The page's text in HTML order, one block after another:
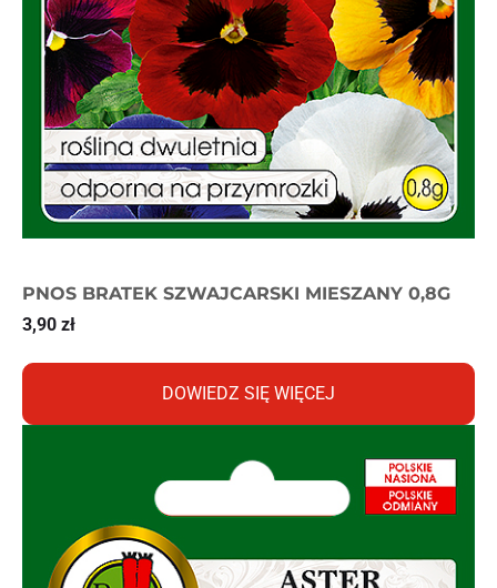
PNOS BRATEK SZWAJCARSKI MIESZANY 0,8G
3,90 zł
DOWIEDZ SIĘ WIĘCEJ